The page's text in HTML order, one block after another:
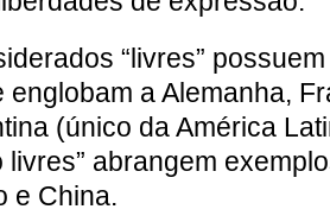
“livres”
englobam a Alemanha,
(único da América
livres” abrangem
e China.